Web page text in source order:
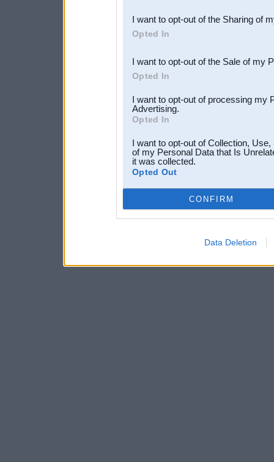
Downstream Participants
third parties.
I want to opt-out of the Sharing of
Opted In
I want to opt-out of the Sale of my
Opted In
I want to opt-out of processing my
Advertising.
Opted In
I want to opt-out of Collection,
of my Personal Data that Is
it was collected.
Opted Out
CONFIRM
Data Deletion